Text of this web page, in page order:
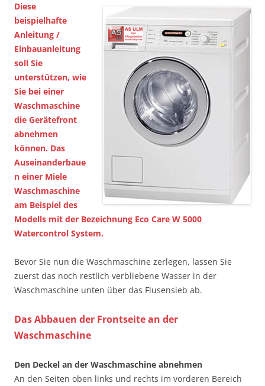
Diese
beispielhafte
Anleitung /
Einbauanleitung
soll Sie
unterstützen, wie
Sie bei einer
Waschmaschine
die Gerätefront
abnehmen
können. Das
Auseinanderbaue
n einer Miele
Waschmaschine
am Beispiel des
Modells mit der Bezeichnung Eco Care W 5000
Watercontrol System.
Bevor Sie nun die Waschmaschine zerlegen, lassen Sie
zuerst das noch restlich verbliebene Wasser in der
Waschmaschine unten über das Flusensieb ab.
Das Abbauen der Frontseite an der
Waschmaschine
Den Deckel an der Waschmaschine abnehmen
An den Seiten oben links und rechts im vorderen Bereich